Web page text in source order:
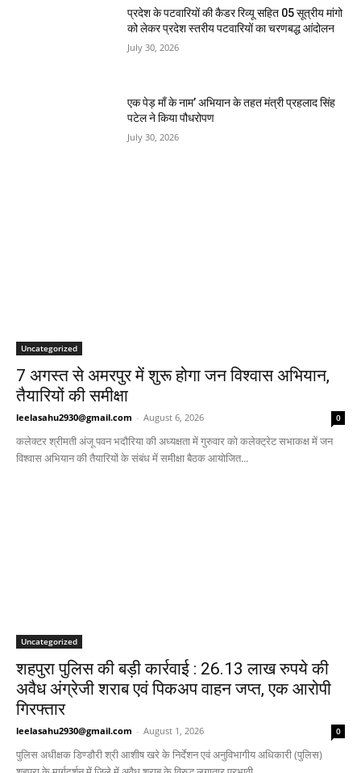
प्रदेश के पटवारियों की कैडर रिव्यू सहित 05 सूत्रीय मांगो
को लेकर प्रदेश स्तरीय पटवारियों का चरणबद्ध आंदोलन
July 30, 2026
एक पेड़ माँ के नाम’ अभियान के तहत मंत्री प्रहलाद सिंह
पटेल ने किया पौधरोपण
July 30, 2026
Uncategorized
7 अगस्त से अमरपुर में शुरू होगा जन विश्वास अभियान,
तैयारियों की समीक्षा
leelasahu2930@gmail.com - August 6, 2026 0
कलेक्टर श्रीमती अंजू पवन भदौरिया की अध्यक्षता में गुरुवार को कलेक्ट्रेट सभाकक्ष में जन
विश्वास अभियान की तैयारियों के संबंध में समीक्षा बैठक आयोजित...
Uncategorized
शहपुरा पुलिस की बड़ी कार्रवाई : 26.13 लाख रुपये की
अवैध अंग्रेजी शराब एवं पिकअप वाहन जप्त, एक आरोपी
गिरफ्तार
leelasahu2930@gmail.com - August 1, 2026 0
पुलिस अधीक्षक डिण्डौरी श्री आशीष खरे के निर्देशन एवं अनुविभागीय अधिकारी (पुलिस)